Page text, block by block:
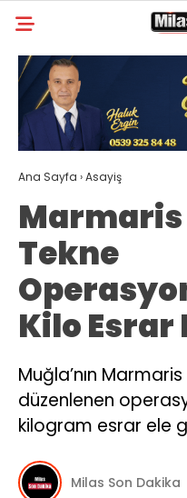
GALERİ
MILAS
MUĞLA’DAN
ASAYIŞ
GÜNDEM
EKONOMI
SPOR
VEFAT
GENEL
İLETIŞIM
KÜNYE
Ana Sayfa ›Asayiş
Marmaris
Tekne
Kilo Esrar
Muğla’nın
düzenlenen
kilogram esrar ele
Milas Son Dakika